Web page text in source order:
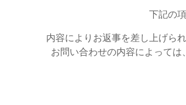
下記の
内容によりお返事を差し上げら
お問い合わせの内容によっては